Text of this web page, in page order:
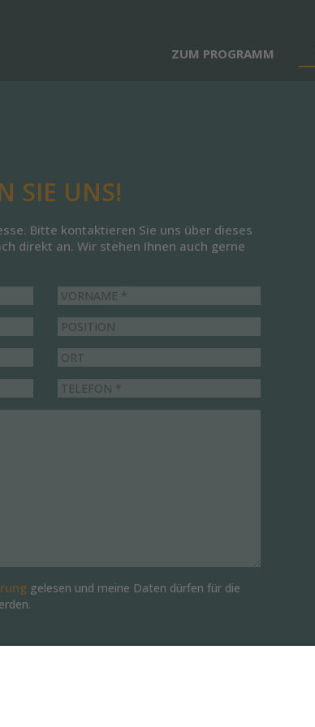
ZUM PROGRAMM
SIE UNS!
Bitte kontaktieren Sie uns über dieses
direkt an. Wir stehen Ihnen auch gerne
gelesen und meine Daten dürfen für die